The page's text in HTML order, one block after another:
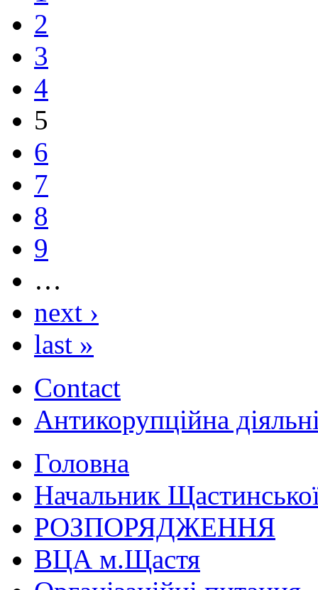
2
3
4
5
6
7
8
9
…
next ›
last »
Contact
Антикорупційна
Головна
Начальник
РОЗПОРЯДЖЕННЯ
ВЦА м.Щастя